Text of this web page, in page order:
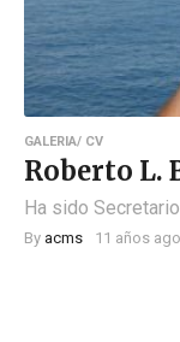
GALERIA/ CV
Roberto L.
Ha sido
By acms 11 años ago